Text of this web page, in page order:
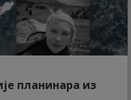
планинара из